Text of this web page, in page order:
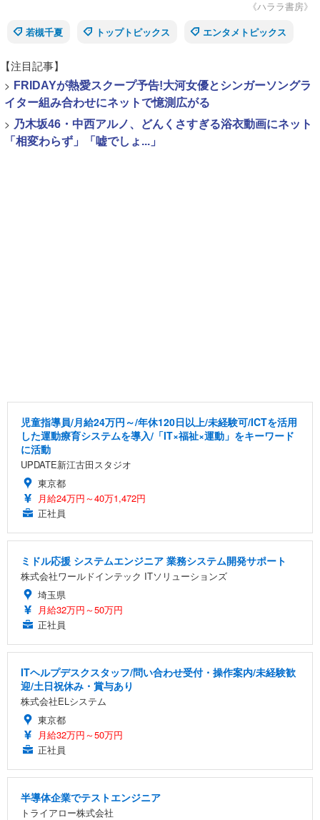
《ハララ書房》
若槻千夏
トップトピックス エンタメトピックス
【注目記事】
> FRIDAYが熱愛スクープ予告!大河女優とシンガーソングラ
イター組み合わせにネットで憶測広がる
> 乃木坂46・中西アルノ、どんくさすぎる浴衣動画にネット
「相変わらず」「嘘でしょ...」
児童指導員/月給24万円～/年休120日以上/未経験可/ICTを活用
した運動療育システムを導入/「IT×福祉×運動」をキーワード
に活動
UPDATE新江古田スタジオ
東京都
月給24万円～40万1,472円
正社員
ミドル応援 システムエンジニア 業務システム開発サポート
株式会社ワールドインテック ITソリューションズ
埼玉県
月給32万円～50万円
正社員
ITヘルプデスクスタッフ/問い合わせ受付・操作案内/未経験歓
迎/土日祝休み・賞与あり
株式会社ELシステム
東京都
月給32万円～50万円
正社員
半導体企業でテストエンジニア
トライアロー株式会社